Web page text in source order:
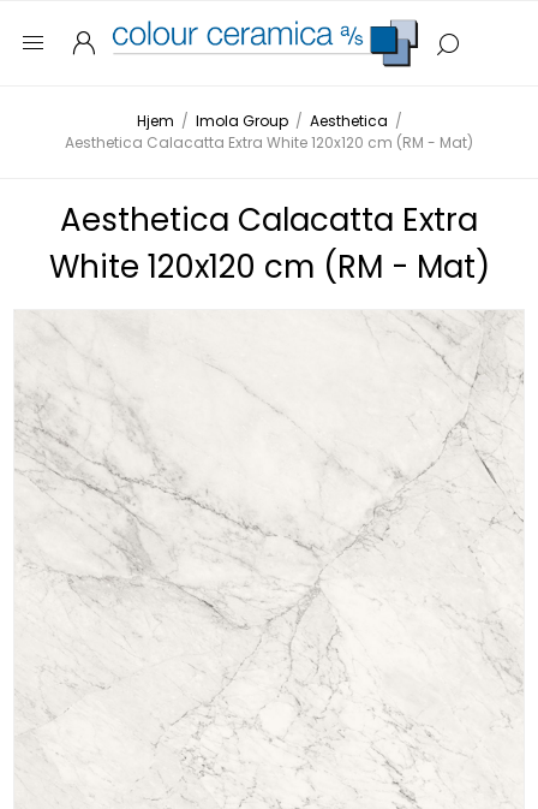
Hjem / Imola Group / Aesthetica /
Aesthetica Calacatta Extra White 120x120 cm (RM - Mat)
Aesthetica Calacatta Extra
White 120x120 cm (RM - Mat)